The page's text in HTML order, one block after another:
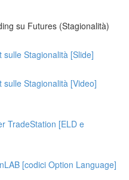
su Futures (Stagionalità)
Stagionalità [Slide]
sulle Stagionalità [Video]
TradeStation [ELD e
[codici Option Language]